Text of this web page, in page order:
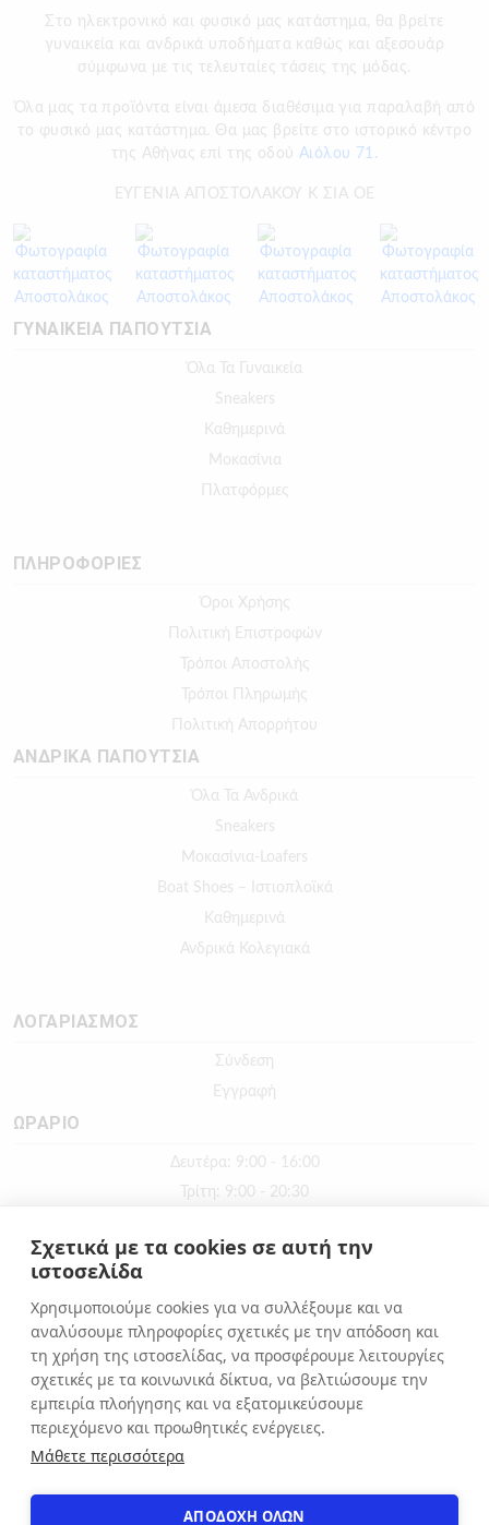
Στο ηλεκτρονικό και φυσικό μας κατάστημα, θα βρείτε
γυναικεία και ανδρικά υποδήματα καθώς και αξεσουάρ
σύμφωνα με τις τελευταίες τάσεις της μόδας.
Όλα μας τα προϊόντα είναι άμεσα διαθέσιμα για παραλαβή από
το φυσικό μας κατάστημα. Θα μας βρείτε στο ιστορικό κέντρο
της Αθήνας επί της οδού Αιόλου 71.
ΕΥΓΕΝΙΑ ΑΠΟΣΤΟΛΑΚΟΥ Κ ΣΙΑ ΟΕ
ΓΥΝΑΙΚΕΙΑ ΠΑΠΟΥΤΣΙΑ
Όλα Τα Γυναικεία
Sneakers
Καθημερινά
Μοκασίνια
Πλατφόρμες
ΠΛΗΡΟΦΟΡΙΕΣ
Όροι Χρήσης
Πολιτική Επιστροφών
Τρόποι Αποστολής
Τρόποι Πληρωμής
Πολιτική Απορρήτου
ΑΝΔΡΙΚΑ ΠΑΠΟΥΤΣΙΑ
Όλα Τα Ανδρικά
Sneakers
Μοκασίνια-Loafers
Boat Shoes – Ιστιοπλοϊκά
Καθημερινά
Ανδρικά Κολεγιακά
ΛΟΓΑΡΙΑΣΜΟΣ
Σύνδεση
Εγγραφή
ΩΡΑΡΙΟ
Δευτέρα: 9:00 - 16:00
Τρίτη: 9:00 - 20:30
Πέμπτη: 9:00 - 20:30
Σάββατο: 9:00 - 16:00
Κυριακή: ΚΛΕΙΣΤΑ
ΕΠΙΚΟΙΝΩΝΙΑ
Σχετικά με τα cookies σε αυτή την
ιστοσελίδα
Χρησιμοποιούμε cookies για να συλλέξουμε και να
αναλύσουμε πληροφορίες σχετικές με την απόδοση και
τη χρήση της ιστοσελίδας, να προσφέρουμε λειτουργίες
σχετικές με τα κοινωνικά δίκτυα, να βελτιώσουμε την
εμπειρία πλοήγησης και να εξατομικεύσουμε
περιεχόμενο και προωθητικές ενέργειες.
Μάθετε περισσότερα
ΑΠΟΔΟΧΗ ΟΛΩΝ